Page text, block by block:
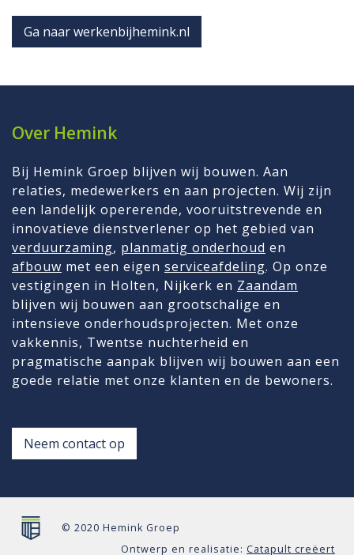
Ga naar werkenbijhemink.nl
Over Hemink
Bij Hemink Groep blijven wij bouwen. Aan
relaties, medewerkers en aan projecten. Wij zijn
een landelijk opererende, vooruitstrevende en
innovatieve dienstverlener op het gebied van
verduurzaming, planmatig onderhoud en
afbouw met een eigen serviceafdeling. Op onze
vestigingen in Holten, Nijkerk en Zaandam
blijven wij bouwen aan grootschalige en
intensieve onderhoudsprojecten. Met onze
vakkennis, Twentse nuchterheid en
pragmatische aanpak blijven wij bouwen aan een
goede relatie met onze klanten en de bewoners.
Neem contact op
© 2020 Hemink Groep
Ontwerp en realisatie: Catapult creëert